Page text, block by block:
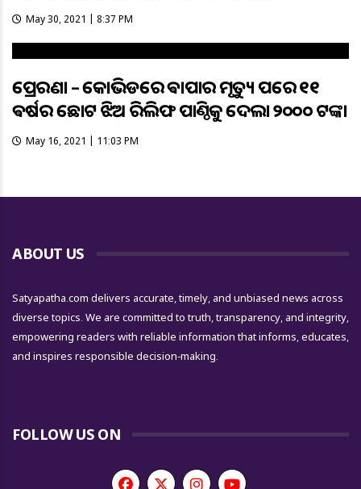
May 30, 2021 | 8:37 PM
ପ୍ରେରଣା – କୋଭିଡରେ ଵାପାର ମୃତ୍ୟୁ ପରେ ୧୧
ଵର୍ଷର ଛୋଟ ଝିଅ ରିଲିଫ ପାଣ୍ଠିକୁ ଦେଲା ୨୦୦୦ ଟଙ୍କା
May 16, 2021 | 11:03 PM
ABOUT US
Satyapatha.com delivers accurate, timely, and unbiased news across
diverse topics. We are committed to truth, transparency, and integrity,
empowering readers with reliable information that informs, educates,
and inspires responsible decision-making.
FOLLOW US ON